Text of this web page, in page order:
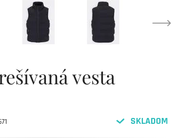
vesta
SKLADOM